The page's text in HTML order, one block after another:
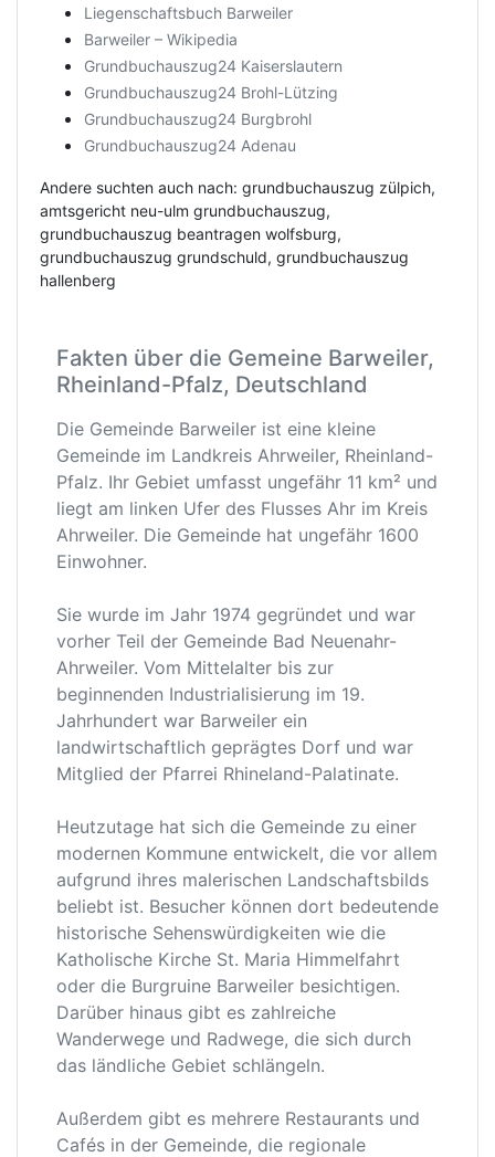
Liegenschaftsbuch Barweiler
Barweiler – Wikipedia
Grundbuchauszug24 Kaiserslautern
Grundbuchauszug24 Brohl-Lützing
Grundbuchauszug24 Burgbrohl
Grundbuchauszug24 Adenau
Andere suchten auch nach: grundbuchauszug zülpich,
amtsgericht neu-ulm grundbuchauszug,
grundbuchauszug beantragen wolfsburg,
grundbuchauszug grundschuld, grundbuchauszug
hallenberg
Fakten über die Gemeine Barweiler,
Rheinland-Pfalz, Deutschland
Die Gemeinde Barweiler ist eine kleine
Gemeinde im Landkreis Ahrweiler, Rheinland-
Pfalz. Ihr Gebiet umfasst ungefähr 11 km² und
liegt am linken Ufer des Flusses Ahr im Kreis
Ahrweiler. Die Gemeinde hat ungefähr 1600
Einwohner.
Sie wurde im Jahr 1974 gegründet und war
vorher Teil der Gemeinde Bad Neuenahr-
Ahrweiler. Vom Mittelalter bis zur
beginnenden Industrialisierung im 19.
Jahrhundert war Barweiler ein
landwirtschaftlich geprägtes Dorf und war
Mitglied der Pfarrei Rhineland-Palatinate.
Heutzutage hat sich die Gemeinde zu einer
modernen Kommune entwickelt, die vor allem
aufgrund ihres malerischen Landschaftsbilds
beliebt ist. Besucher können dort bedeutende
historische Sehenswürdigkeiten wie die
Katholische Kirche St. Maria Himmelfahrt
oder die Burgruine Barweiler besichtigen.
Darüber hinaus gibt es zahlreiche
Wanderwege und Radwege, die sich durch
das ländliche Gebiet schlängeln.
Außerdem gibt es mehrere Restaurants und
Cafés in der Gemeinde, die regionale